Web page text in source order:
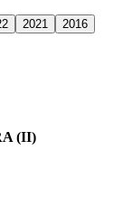
2021
2016
(II)